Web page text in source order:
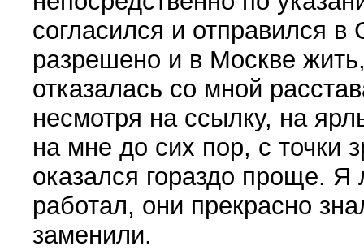
согласился и отправился
разрешено и в Москве
отказалась со мной
несмотря на ссылку, на
на мне до сих пор, с точки
оказался гораздо проще.
работал, они прекрасно
заменили.